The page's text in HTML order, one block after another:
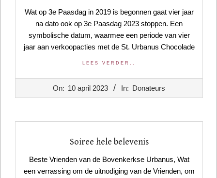
Wat op 3e Paasdag in 2019 is begonnen gaat vier jaar
na dato ook op 3e Paasdag 2023 stoppen. Een
symbolische datum, waarmee een periode van vier
jaar aan verkoopacties met de St. Urbanus Chocolade
LEES VERDER…
On: 10 april 2023 In: Donateurs
Soiree hele belevenis
Beste Vrienden van de Bovenkerkse Urbanus, Wat
een verrassing om de uitnodiging van de Vrienden, om